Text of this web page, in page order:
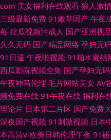
com 美女福利在线观看 狼人激
三级最新免费 91嫩草国产 午夜
莓 丝瓜视频污成人 国产亚洲视
久久无码 国产精品网络 孕妇无
91日逼 午夜啪视频 91啪水蜜桃
西瓜影院视频全集 国产孕妇无
午夜神马伦理 毛片网站美女 AV
频免费在线 91午夜在线 福利在
理论片 日本第二片区 国产免费
深夜国产视频 91刺激视频 日本
本高清v 欧美日韩伦理午夜 91